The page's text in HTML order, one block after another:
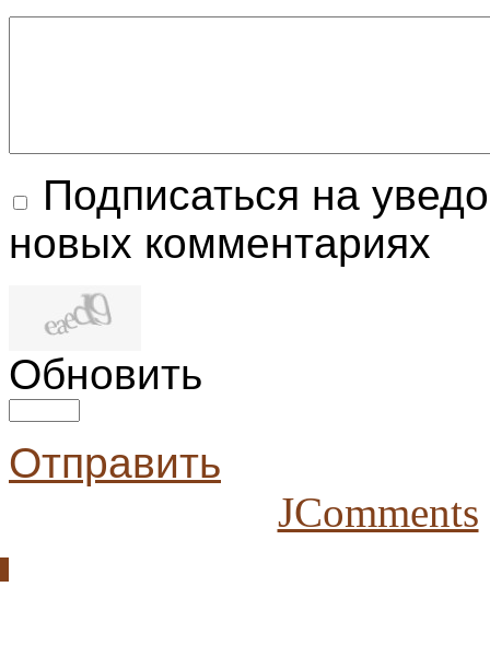
Подписаться на
новых комментариях
Обновить
Отправить
JComments